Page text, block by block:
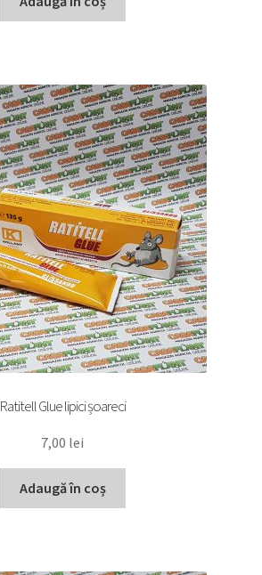
Ratitell Glue lipici șoareci
7,00 lei
Adaugă în coș